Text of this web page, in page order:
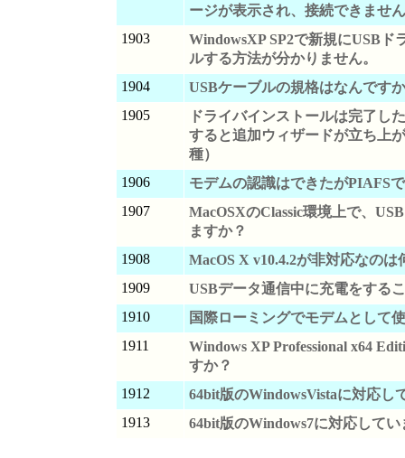
ージが表示され、接続できませ
1903
WindowsXP SP2で新規にUSBド
ルする方法が分かりません。
1904
USBケーブルの規格はなんです
1905
ドライバインストールは完了し
すると追加ウィザードが立ち上
種）
1906
モデムの認識はできたがPIAFS
1907
MacOSXのClassic環境上で、
ますか？
1908
MacOS X v10.4.2が非対応なのは
1909
USBデータ通信中に充電をする
1910
国際ローミングでモデムとして
1911
Windows XP Professional x64
すか？
1912
64bit版のWindowsVistaに対応し
1913
64bit版のWindows7に対応してい